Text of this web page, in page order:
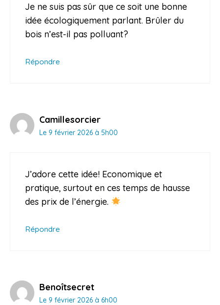
Je ne suis pas sûr que ce soit une bonne
idée écologiquement parlant. Brûler du
bois n’est-il pas polluant?
Répondre
Camillesorcier
Le 9 février 2026 à 5h00
J’adore cette idée! Economique et
pratique, surtout en ces temps de hausse
des prix de l’énergie.
Répondre
Benoîtsecret
Le 9 février 2026 à 6h00